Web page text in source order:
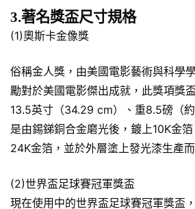
3.著名獎盃尺寸規格
(1)奧斯卡金像獎
俗稱金人獎，由美國電影藝術與科學
勵對於美國電影傑出成就，此獎項獎
13.5英寸（34.29 cm）、重8.5磅（
是由錫銻銅合金磨光後，鍍上10K金
24K金箔，並於外層塗上發光漆生產而
(2)世界盃足球賽冠軍獎盃
現在使用中的世界盃足球賽冠軍獎盃